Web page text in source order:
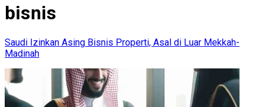
bisnis
Saudi Izinkan Asing Bisnis Properti, Asal di Luar Mekkah-
Madinah